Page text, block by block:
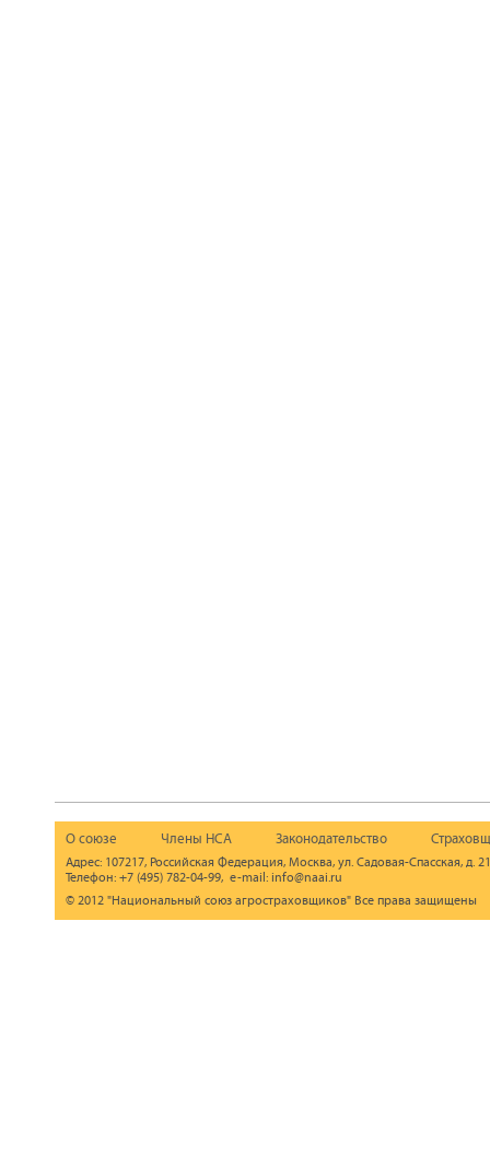
О союзе Члены НСА Законодательство
Адрес: 107217, Российская Федерация, Москва, ул. Садовая-Спасская, д.
Телефон: +7 (495) 782-04-99, e-mail: info@naai.ru
© 2012 "Национальный союз агростраховщиков" Все права защищены